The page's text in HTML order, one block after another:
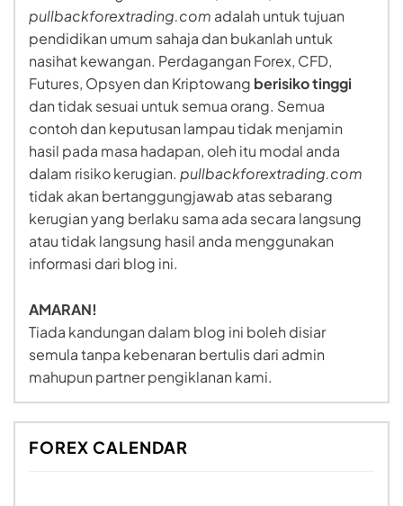
pullbackforextrading.com adalah untuk tujuan
pendidikan umum sahaja dan bukanlah untuk
nasihat kewangan. Perdagangan Forex, CFD,
Futures, Opsyen dan Kriptowang berisiko tinggi
dan tidak sesuai untuk semua orang. Semua
contoh dan keputusan lampau tidak menjamin
hasil pada masa hadapan, oleh itu modal anda
dalam risiko kerugian. pullbackforextrading.com
tidak akan bertanggungjawab atas sebarang
kerugian yang berlaku sama ada secara langsung
atau tidak langsung hasil anda menggunakan
informasi dari blog ini.
AMARAN!
Tiada kandungan dalam blog ini boleh disiar
semula tanpa kebenaran bertulis dari admin
mahupun partner pengiklanan kami.
FOREX CALENDAR